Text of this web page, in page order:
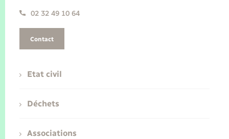
02 32 49 10 64
Contact
Etat civil
Déchets
Associations